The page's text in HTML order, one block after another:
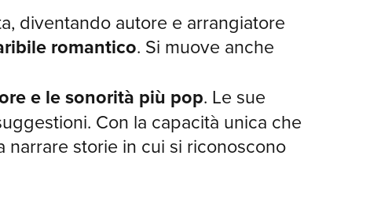
diventando autore e arrangiatore
romantico. Si muove anche
e le sonorità più pop. Le sue
Con la capacità unica che
storie in cui si riconoscono